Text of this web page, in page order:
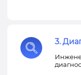
3.